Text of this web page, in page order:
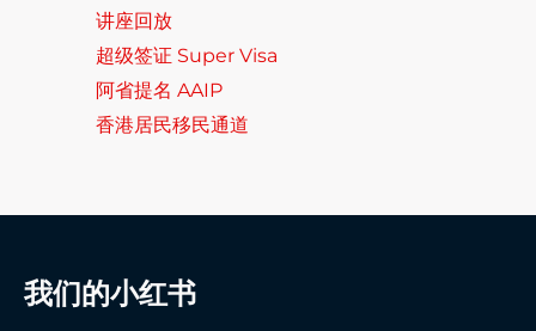
讲座回放
超级签证 Super Visa
阿省提名 AAIP
香港居民移民通道
我们的小红书